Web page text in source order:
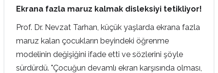
Ekrana fazla maruz kalmak disleksiyi tetikliyor!
Prof. Dr. Nevzat Tarhan, küçük yaşlarda ekrana fazla
maruz kalan çocukların beyindeki öğrenme
modelinin değişiğini ifade etti ve sözlerini şöyle
sürdürdü. "Çocuğun devamlı ekran karşısında olması,